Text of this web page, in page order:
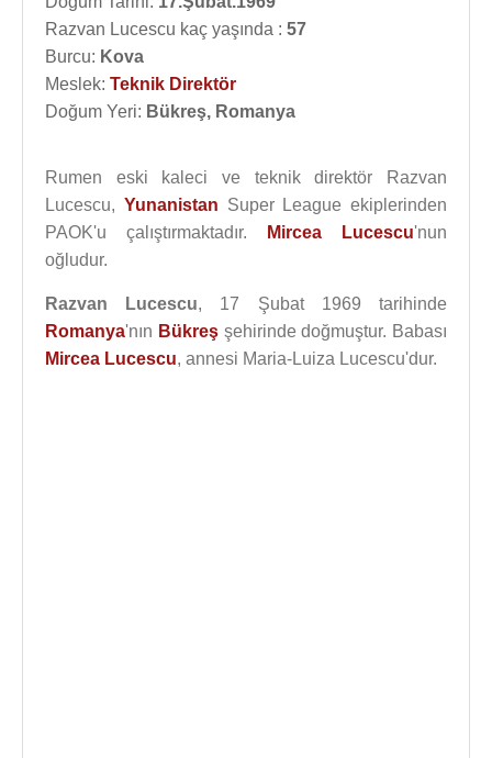
Razvan Lucescu kaç yaşında : 57
Burcu: Kova
Meslek: Teknik Direktör
Doğum Yeri: Bükreş, Romanya
Rumen eski kaleci ve teknik direktör Razvan
Lucescu, Yunanistan Super League ekiplerinden
PAOK'u çalıştırmaktadır.
Mircea Lucescu'nun
oğludur.
Razvan Lucescu, 17 Şubat 1969 tarihinde
Romanya'nın Bükreşşehirinde doğmuştur. Babası
Mircea Lucescu, annesi Maria-Luiza Lucescu'dur.